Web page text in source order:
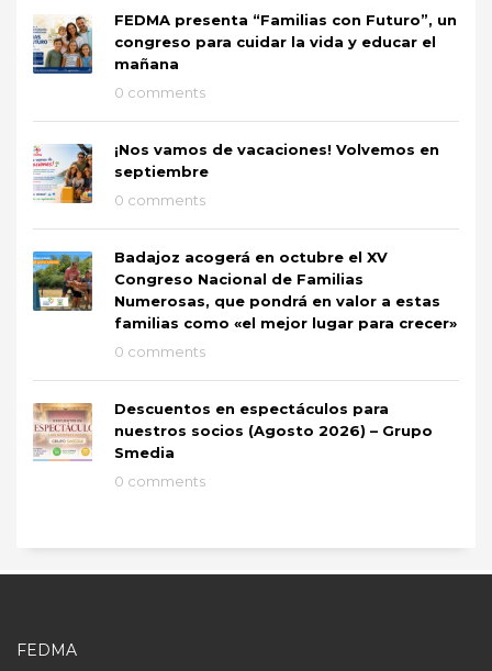
FEDMA presenta “Familias con Futuro”, un
congreso para cuidar la vida y educar el
mañana
0 comments
¡Nos vamos de vacaciones! Volvemos en
septiembre
0 comments
Badajoz acogerá en octubre el XV
Congreso Nacional de Familias
Numerosas, que pondrá en valor a estas
familias como «el mejor lugar para crecer»
0 comments
Descuentos en espectáculos para
nuestros socios (Agosto 2026) – Grupo
Smedia
0 comments
FEDMA